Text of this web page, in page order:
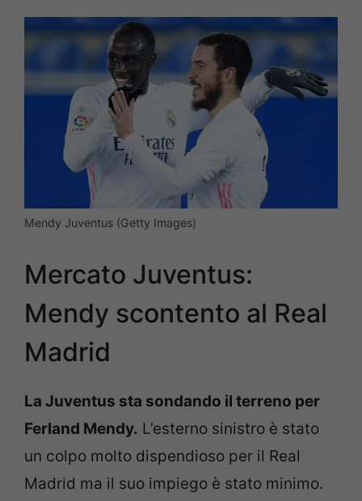
Mendy Juventus (Getty Images)
Mercato Juventus:
Mendy scontento al Real
Madrid
La Juventus sta sondando il terreno per
Ferland Mendy. L’esterno sinistro è stato
un colpo molto dispendioso per il Real
Madrid ma il suo impiego è stato minimo.